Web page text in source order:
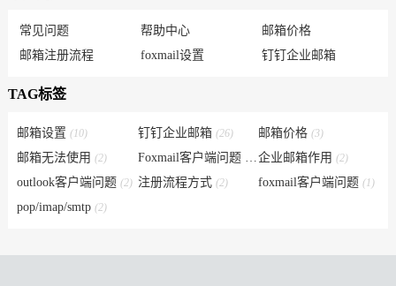
常见问题 帮助中心
邮箱价格
邮箱注册流程
foxmail设置 钉钉企业邮箱
TAG标签
邮箱设置 (10) 钉钉企业邮箱 (26) 邮箱价格(3)
邮箱无法使用 (2) (6)企业邮箱作用(2)
outlook客户端问题 (2) 注册流程方式 (2) foxmail客户端问题(1)
pop/imap/smtp (2)